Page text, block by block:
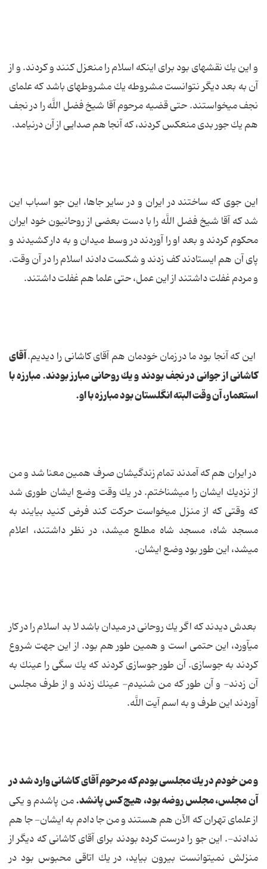
و این یك نقشه‏اى بود براى اینكه اسلام را منعزل كنند و كردند. و از
آن به بعد دیگر نتوانست مشروطه یك مشروطه‏اى باشد كه علماى
نجف مى‏خواستند. حتى قضیه مرحوم آقا شیخ فضل اللَّه را در نجف
هم یك جور بدى منعكس كردند، كه آنجا هم صدایى از آن درنیامد.
این جوى كه ساختند در ایران و در سایر جاها، این جو اسباب این
شد كه آقا شیخ فضل اللَّه را با دست بعضى از روحانیون خود ایران
محكوم كردند و بعد او را آوردند در وسط میدان و به دار كشیدند و
پاى آن هم ایستادند كف زدند و شكست دادند اسلام را در آن وقت.
و مردم غفلت داشتند از این عمل، حتى علما هم غفلت داشتند.
این كه آنجا بود ما در زمان خودمان هم آقاى كاشانى را دیدیم.آقاى
كاشانى از جوانى در نجف بودند و یك روحانى مبارز بودند. مبارزه با
استعمار، آن وقت البته انگلستان بود مبارزه با او.
در ایران هم كه آمدند تمام زندگى‏شان صرف همین معنا شد و من
از نزدیك ایشان را مى‏شناختم. در یك وقت وضع ایشان طورى شد
كه وقتى كه از منزل مى‏خواست حركت كند فرض كنید بیایند به
مسجد شاه، مسجد شاه مطلع مى‏شد، در نظر داشتند، اعلام
مى‏شد، این طور بود وضع ایشان.
بعدش دیدند كه اگر یك روحانى در میدان باشد لا بد اسلام را در كار
مى‏آورد، این حتمى است و همین طور هم بود. از این جهت شروع
كردند به جوسازى. آن طور جوسازى كردند كه یك سگى را عینك به
آن زدند- و آن طور كه من شنیدم- عینك زدند و از طرف مجلس
آوردند این طرف و به اسم آیت اللَّه.
و من خودم در یك مجلسى بودم كه مرحوم آقاى كاشانى وارد شد در
آن مجلس، مجلس روضه بود، هیچ كس پانشد.من پاشدم و یكى
از علماى تهران كه الآن هم هستند و من جا دادم به ایشان- جا هم
ندادند-. این جو را درست كرده بودند براى آقاى كاشانى كه دیگر از
منزلش نمى‏توانست بیرون بیاید، در یك اتاقى محبوس بود در